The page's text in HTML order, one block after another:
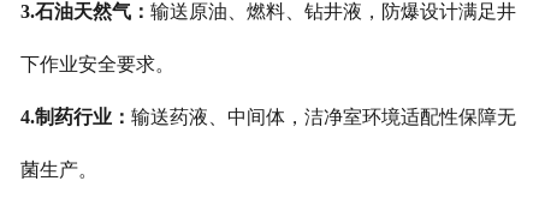
3.石油天然气： 输送原油、燃料、钻井液，防爆设计满足井
下作业安全要求。
4.制药行业： 输送药液、中间体，洁净室环境适配性保障无
菌生产。